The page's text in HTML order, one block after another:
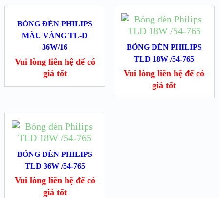
BÓNG ĐÈN PHILIPS
MÀU VÀNG TL-D
36W/16
Vui lòng liên hệ để có
giá tốt
BÓNG ĐÈN PHILIPS
TLD 18W /54-765
Vui lòng liên hệ để có
giá tốt
BÓNG ĐÈN PHILIPS
TLD 36W /54-765
Vui lòng liên hệ để có
giá tốt